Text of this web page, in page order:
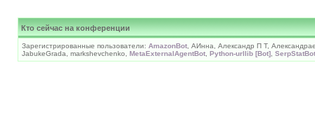
Кто сейчас на конференции
Зарегистрированные пользователи: AmazonBot , АИнна, Александр П Т,
JabukeGrada, markshevchenko, MetaExternalAgentBot Python-urllib [Bot] SerpStatBot